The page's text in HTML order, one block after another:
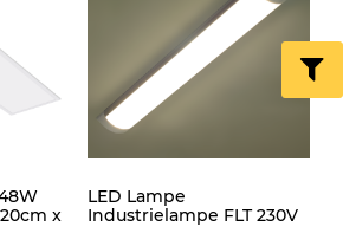
x
LED Lampe
Industrielampe FLT 230V